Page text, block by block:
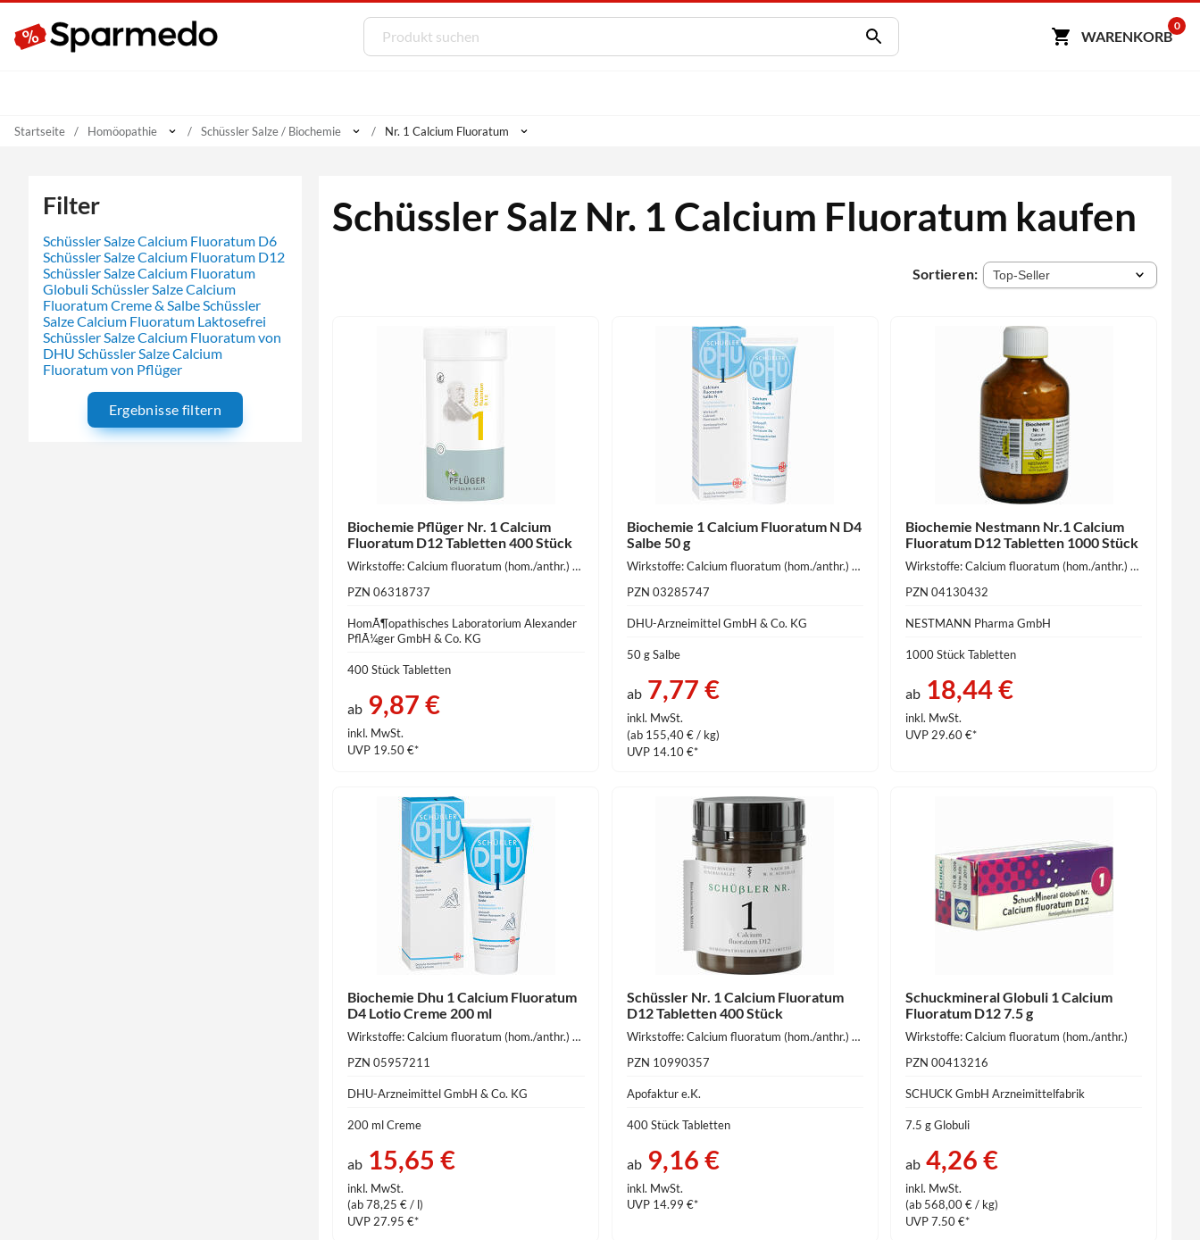
WARENKORB
0
Startseite Homöopathie Schüssler Salze / Biochemie Nr. 1 Calcium Fluoratum
Filter
Schüssler Salze Calcium Fluoratum D6
Schüssler Salze Calcium Fluoratum D12
Schüssler Salze Calcium Fluoratum
Globuli Schüssler Salze Calcium
Fluoratum Creme & SalbeSchüssler
Salze Calcium Fluoratum Laktosefrei
Schüssler Salze Calcium Fluoratum von
DHU Schüssler Salze Calcium
Fluoratum von Pflüger
Ergebnisse filtern
Schüssler Salz Nr. 1 Calcium Fluoratum kaufen
Sortieren:
Biochemie Pflüger Nr. 1 Calcium
Fluoratum D12 Tabletten 400 Stück
Wirkstoffe: Calcium fluoratum (hom./anthr.) 250 mg
PZN 06318737
HomÃ¶opathisches Laboratorium Alexander
PflÃ¼ger GmbH & Co. KG
400 Stück Tabletten
ab 9,87 €
inkl. MwSt.
UVP 19.50 €*
Biochemie 1 Calcium Fluoratum N D4
Salbe 50 g
Wirkstoffe: Calcium fluoratum (hom./anthr.) 10 mg
PZN 03285747
DHU-Arzneimittel GmbH & Co. KG
50 g Salbe
ab7,77 €
inkl. MwSt.
(ab 155,40 € / kg)
UVP 14.10 €*
Biochemie Nestmann Nr.1 Calcium
Fluoratum D12 Tabletten 1000 Stück
Wirkstoffe: Calcium fluoratum (hom./anthr.) 250 mg
PZN 04130432
NESTMANN Pharma GmbH
1000 Stück Tabletten
ab 18,44 €
inkl. MwSt.
UVP 29.60 €*
Biochemie Dhu 1 Calcium Fluoratum
D4 Lotio Creme 200 ml
Wirkstoffe: Calcium fluoratum (hom./anthr.) 10 mg
PZN 05957211
DHU-Arzneimittel GmbH & Co. KG
200 ml Creme
ab 15,65 €
inkl. MwSt.
(ab 78,25 € / l)
UVP 27.95 €*
Schüssler Nr. 1 Calcium Fluoratum
D12 Tabletten 400 Stück
Wirkstoffe: Calcium fluoratum (hom./anthr.) 250 mg
PZN 10990357
Apofaktur e.K.
400 Stück Tabletten
ab9,16 €
inkl. MwSt.
UVP 14.99 €*
Schuckmineral Globuli 1 Calcium
Fluoratum D12 7.5 g
Wirkstoffe: Calcium fluoratum (hom./anthr.)
PZN 00413216
SCHUCK GmbH Arzneimittelfabrik
7.5 g Globuli
ab 4,26 €
inkl. MwSt.
(ab 568,00 € / kg)
UVP 7.50 €*